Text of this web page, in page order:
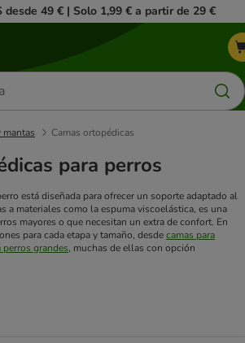
desde 49 € | Solo 1,99 € a partir de 29 €
mantas Camas ortopédicas
para perros
está diseñada para ofrecer un soporte adaptado al
a materiales como la espuma viscoelástica, es una
mayores o que necesitan un extra de confort. En
para cada etapa y tamaño, desdecamas para
perros grandes, muchas de ellas con opción